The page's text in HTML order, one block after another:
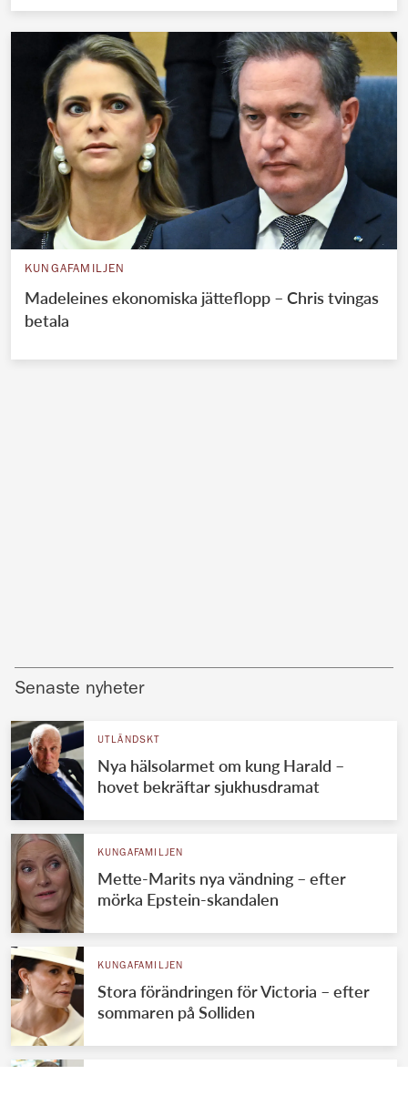
KUNGAFAMILJEN
Madeleines ekonomiska jätteflopp – Chris tvingas
betala
Senaste nyheter
UTLÄNDSKT
Nya hälsolarmet om kung Harald –
hovet bekräftar sjukhusdramat
KUNGAFAMILJEN
Mette-Marits nya vändning – efter
mörka Epstein-skandalen
KUNGAFAMILJEN
Stora förändringen för Victoria – efter
sommaren på Solliden